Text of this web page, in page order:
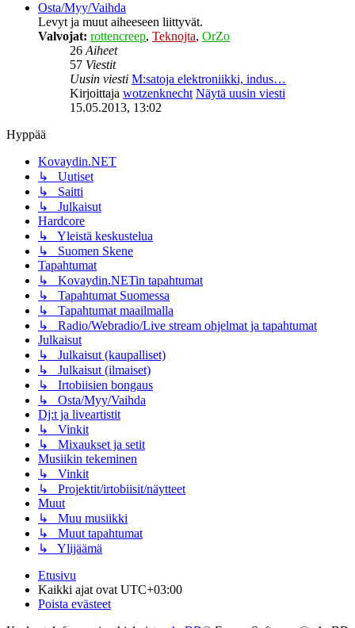
Osta/Myy/Vaihda
Levyt ja muut aiheeseen liittyvät.
Valvojat: rottencreep, Teknojta, OrZo
26 Aiheet
57 Viestit
Uusin viesti M:satoja elektroniikki, indus…
Kirjoittaja wotzenknecht Näytä uusin viesti
15.05.2013, 13:02
Hyppää
Kovaydin.NET
↳ Uutiset
↳ Saitti
↳ Julkaisut
Hardcore
↳ Yleistä keskustelua
↳ Suomen Skene
Tapahtumat
↳ Kovaydin.NETin tapahtumat
↳ Tapahtumat Suomessa
↳ Tapahtumat maailmalla
↳ Radio/Webradio/Live stream ohjelmat ja tapahtumat
Julkaisut
↳ Julkaisut (kaupalliset)
↳ Julkaisut (ilmaiset)
↳ Irtobiisien bongaus
↳ Osta/Myy/Vaihda
Dj:t ja liveartistit
↳ Vinkit
↳ Mixaukset ja setit
Musiikin tekeminen
↳ Vinkit
↳ Projektit/irtobiisit/näytteet
Muut
↳ Muu musiikki
↳ Muut tapahtumat
↳ Ylijäämä
Etusivu
Kaikki ajat ovat UTC+03:00
Poista evästeet